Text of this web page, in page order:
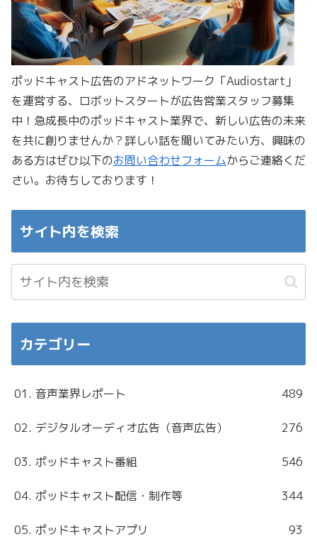
ポッドキャスト広告のアドネットワーク「Audiostart」
を運営する、ロボットスタートが広告営業スタッフ募集
中！急成長中のポッドキャスト業界で、新しい広告の未来
を共に創りませんか？詳しい話を聞いてみたい方、興味の
ある方はぜひ以下のお問い合わせフォームからご連絡くだ
さい。お待ちしております！
サイト内を検索
カテゴリー
01. 音声業界レポート 489
02. デジタルオーディオ広告（音声広告） 276
03. ポッドキャスト番組 546
04. ポッドキャスト配信・制作等 344
05. ポッドキャストアプリ 93